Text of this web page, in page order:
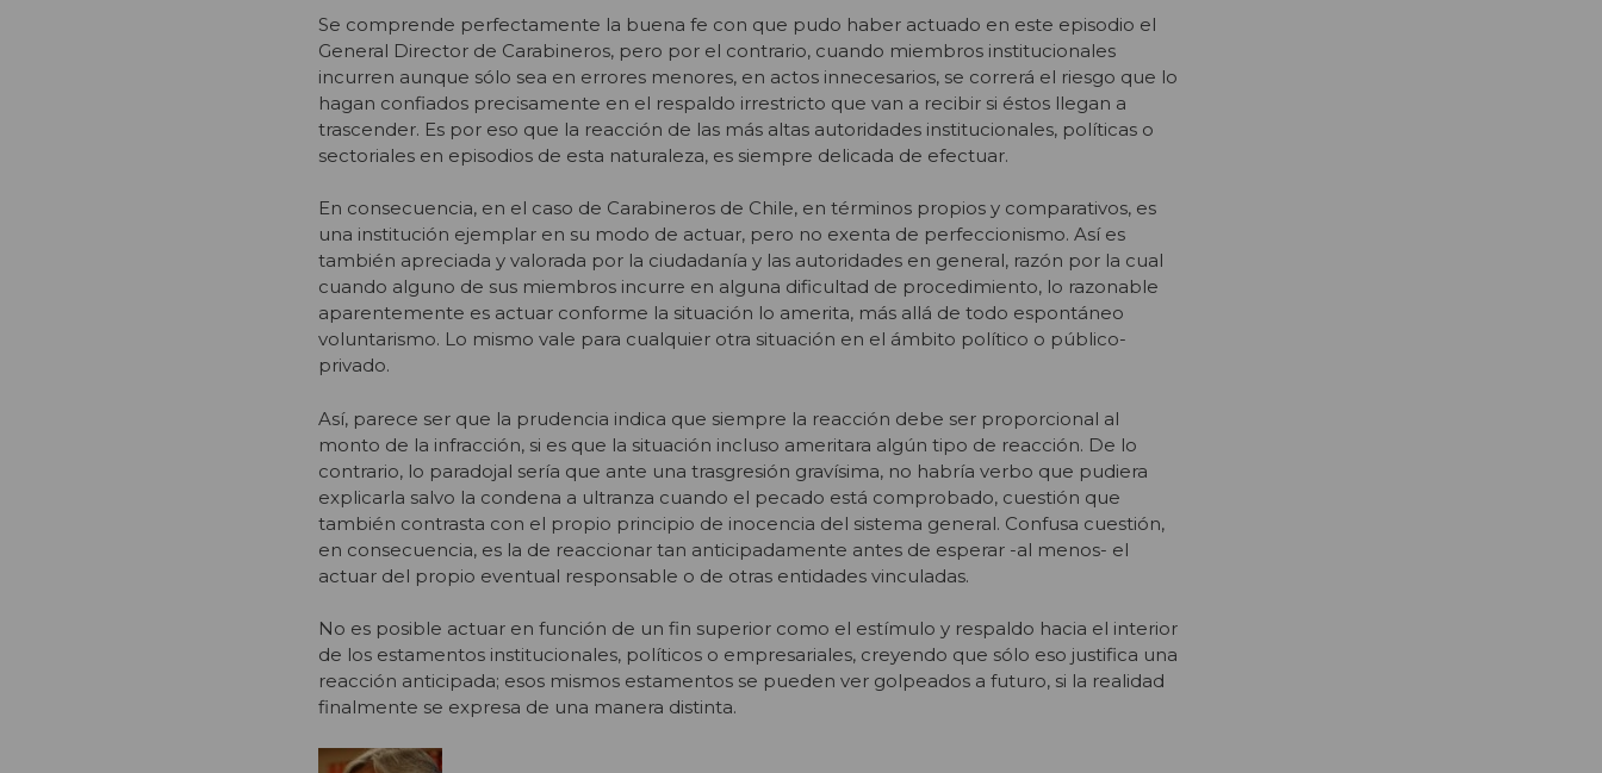
Se comprende perfectamente la buena fe con que pudo haber actuado en este episodio el
General Director de Carabineros, pero por el contrario, cuando miembros institucionales
incurren aunque sólo sea en errores menores, en actos innecesarios, se correrá el riesgo que lo
hagan confiados precisamente en el respaldo irrestricto que van a recibir si éstos llegan a
trascender. Es por eso que la reacción de las más altas autoridades institucionales, políticas o
sectoriales en episodios de esta naturaleza, es siempre delicada de efectuar.
En consecuencia, en el caso de Carabineros de Chile, en términos propios y comparativos, es
una institución ejemplar en su modo de actuar, pero no exenta de perfeccionismo. Así es
también apreciada y valorada por la ciudadanía y las autoridades en general, razón por la cual
cuando alguno de sus miembros incurre en alguna dificultad de procedimiento, lo razonable
aparentemente es actuar conforme la situación lo amerita, más allá de todo espontáneo
voluntarismo. Lo mismo vale para cualquier otra situación en el ámbito político o público-
privado.
Así, parece ser que la prudencia indica que siempre la reacción debe ser proporcional al
monto de la infracción, si es que la situación incluso ameritara algún tipo de reacción. De lo
contrario, lo paradojal sería que ante una trasgresión gravísima, no habría verbo que pudiera
explicarla salvo la condena a ultranza cuando el pecado está comprobado, cuestión que
también contrasta con el propio principio de inocencia del sistema general. Confusa cuestión,
en consecuencia, es la de reaccionar tan anticipadamente antes de esperar -al menos- el
actuar del propio eventual responsable o de otras entidades vinculadas.
No es posible actuar en función de un fin superior como el estímulo y respaldo hacia el interior
de los estamentos institucionales, políticos o empresariales, creyendo que sólo eso justifica una
reacción anticipada; esos mismos estamentos se pueden ver golpeados a futuro, si la realidad
finalmente se expresa de una manera distinta.